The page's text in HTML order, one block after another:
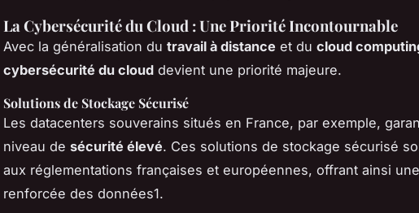
La Cybersécurité du Cloud : Une Priorité Incontournable
Avec la généralisation du travail à distance et du cloud
cybersécurité du cloud devient une priorité majeure.
Solutions de Stockage Sécurisé
Les datacenters souverains situés en France, par exemple,
niveau de sécurité élevé. Ces solutions de stockage sécurisé
aux réglementations françaises et européennes, offrant ainsi
renforcée des données1.